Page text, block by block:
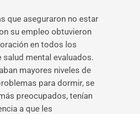
que aseguraron no estar
su empleo obtuvieron
en todos los
salud mental evaluados.
mayores niveles de
para dormir, se
preocupados, tenían
a que les